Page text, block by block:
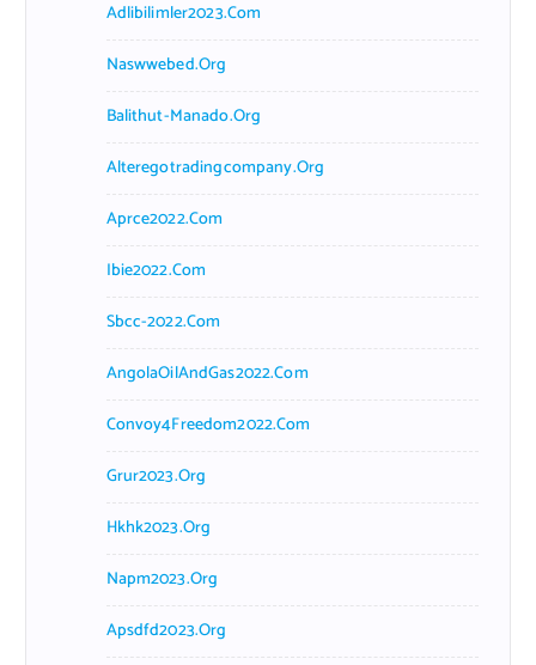
Adlibilimler2023.com
Naswwebed.org
Balithut-Manado.org
Alteregotradingcompany.org
Aprce2022.com
Ibie2022.com
Sbcc-2022.com
AngolaOilAndGas2022.com
Convoy4Freedom2022.com
Grur2023.org
Hkhk2023.org
Napm2023.org
Apsdfd2023.org